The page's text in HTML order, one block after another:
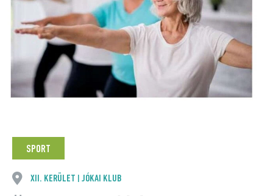
SPORT
XII. KERÜLET JÓKAI KLUB